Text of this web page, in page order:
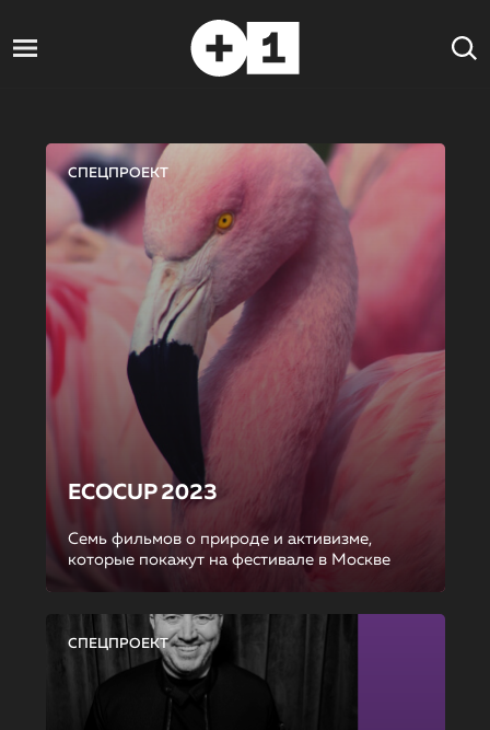
СПЕЦПРОЕКТ
ECOCUP 2023
Семь фильмов о природе и активизме,
которые покажут на фестивале в Москве
СПЕЦПРОЕКТ